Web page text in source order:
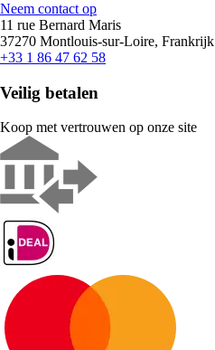
Neem contact op
11 rue Bernard Maris
37270 Montlouis-sur-Loire, Frankrijk
+33 1 86 47 62 58
Veilig betalen
Koop met vertrouwen op onze site